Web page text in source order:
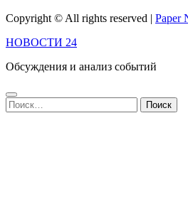
Copyright © All rights reserved | Paper
НОВОСТИ 24
Обсуждения и анализ событий
Найти: